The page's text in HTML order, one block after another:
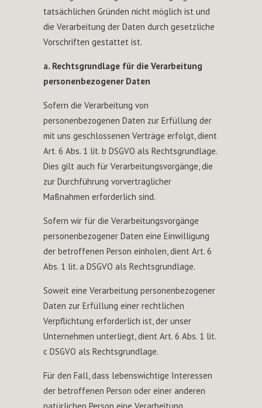
tatsächlichen Gründen nicht möglich ist und
die Verarbeitung der Daten durch gesetzliche
Vorschriften gestattet ist.
a. Rechtsgrundlage für die Verarbeitung
personenbezogener Daten
Sofern die Verarbeitung von
personenbezogenen Daten zur Erfüllung der
mit uns geschlossenen Verträge erfolgt, dient
Art. 6 Abs. 1 lit. b DSGVO als Rechtsgrundlage.
Dies gilt auch für Verarbeitungsvorgänge, die
zur Durchführung vorvertraglicher
Maßnahmen erforderlich sind.
Sofern wir für die Verarbeitungsvorgänge
personenbezogener Daten eine Einwilligung
der betroffenen Person einholen, dient Art. 6
Abs. 1 lit. a DSGVO als Rechtsgrundlage.
Soweit eine Verarbeitung personenbezogener
Daten zur Erfüllung einer rechtlichen
Verpflichtung erforderlich ist, der unser
Unternehmen unterliegt, dient Art. 6 Abs. 1 lit.
c DSGVO als Rechtsgrundlage.
Für den Fall, dass lebenswichtige Interessen
der betroffenen Person oder einer anderen